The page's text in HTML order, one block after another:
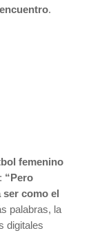
.
femenino
“Pero
ser como el
palabras, la
digitales